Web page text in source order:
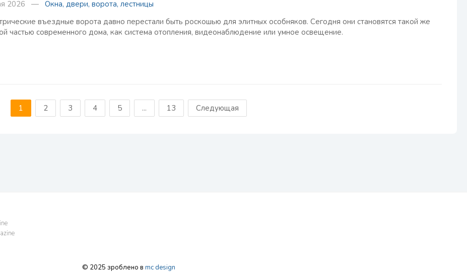
2026 — Окна, двери, ворота, лестницы
въездные ворота давно перестали быть роскошью для элитных особняков. Сегодня они становятся такой же
частью современного дома, как система отопления, видеонаблюдение или умное освещение.
1 2 3 4 5 ... 13 Следующая
© 2025 зроблено в mc design